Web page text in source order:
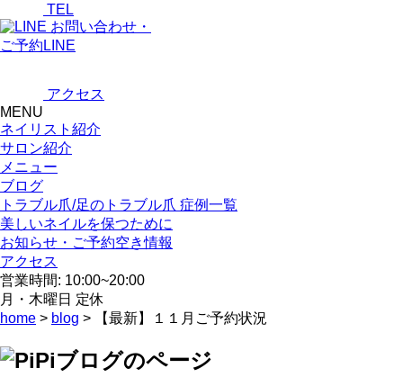
TEL
お問い合わせ・
ご予約LINE
アクセス
MENU
ネイリスト紹介
サロン紹介
メニュー
ブログ
トラブル爪/足のトラブル爪 症例一覧
美しいネイルを保つために
お知らせ・ご予約空き情報
アクセス
営業時間: 10:00~20:00
月・木曜日 定休
home > blog > 【最新】１１月ご予約状況